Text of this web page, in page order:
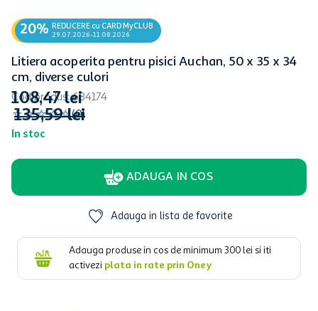
20% REDUCERE cu CARD MyCLUB
29.07.2026-11.08.2026
Litiera acoperita pentru pisici Auchan, 50 x 35 x 34
cm, diverse culori
Cod produs :684174
☆☆☆☆☆(0)
In stoc
108,47lei
135,59 lei
ADAUGA IN COS
Adauga in lista de favorite
Adauga produse in cos de minimum 300 lei si iti
activezi plata in rate prin Oney